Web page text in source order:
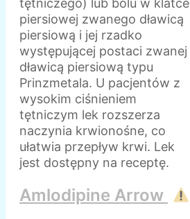
tętniczego) lub bólu w klatce
piersiowej zwanego dławicą
piersiową i jej rzadko
występującej postaci zwanej
dławicą piersiową typu
Prinzmetala. U pacjentów z
wysokim ciśnieniem
tętniczym lek rozszerza
naczynia krwionośne, co
ułatwia przepływ krwi. Lek
jest dostępny na receptę.
Amlodipine Arrow